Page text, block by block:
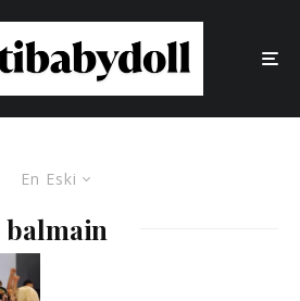
En Eski
balmain